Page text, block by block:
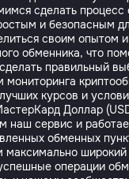
сделать
и безопасным
своим опытом
обменника, что
правильный
курсов и
Доллар
наш сервис и
обменных
максимально
операции